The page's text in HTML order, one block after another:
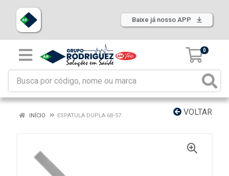
Baixe já nosso APP
0
VOLTAR
INÍCIO ESPATULA DUPLA 6B-57